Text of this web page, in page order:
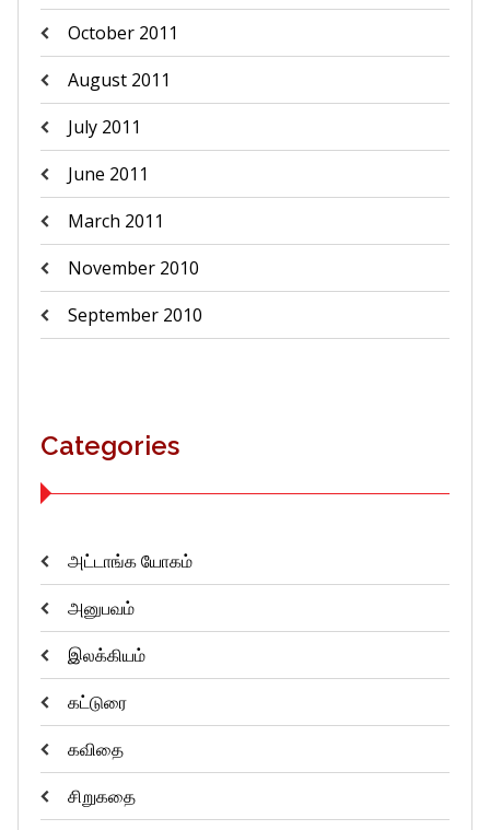
October 2011
August 2011
July 2011
June 2011
March 2011
November 2010
September 2010
Categories
அட்டாங்க யோகம்
அனுபவம்
இலக்கியம்
கட்டுரை
கவிதை
சிறுகதை